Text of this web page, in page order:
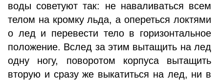
воды советуют так: не наваливаться всем
телом на кромку льда, а опереться локтями
о лед и перевести тело в горизонтальное
положение. Вслед за этим вытащить на лед
одну ногу, поворотом корпуса вытащить
вторую и сразу же выкатиться на лед, ни в